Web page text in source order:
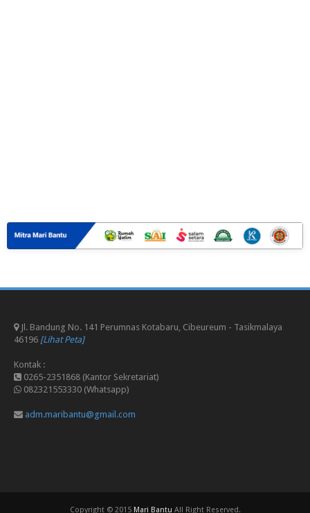
Jl. Bandung No. 141 Perumnas Kotabaru, Cibeureum - Tasikmalaya
46196 [Lihat Peta]
Kontak :
0265-2351868 (Kantor Sekretariat)
082321553330 (Whatsapp)
adm.maribantu@gmail.com
Copyright © 2015 Mari Bantu All Right Reserved.